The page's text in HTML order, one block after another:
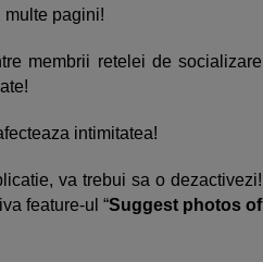
pagini!
membrii retelei de socializare
intimitatea!
va trebui sa o dezactivezi!
feature-ul “Suggest photos of